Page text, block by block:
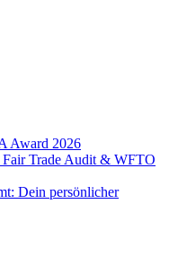
Award 2026
Trade Audit & WFTO
Dein persönlicher